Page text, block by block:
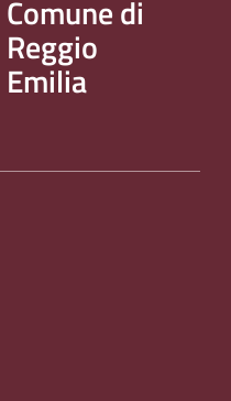
Comune di
Reggio
Emilia